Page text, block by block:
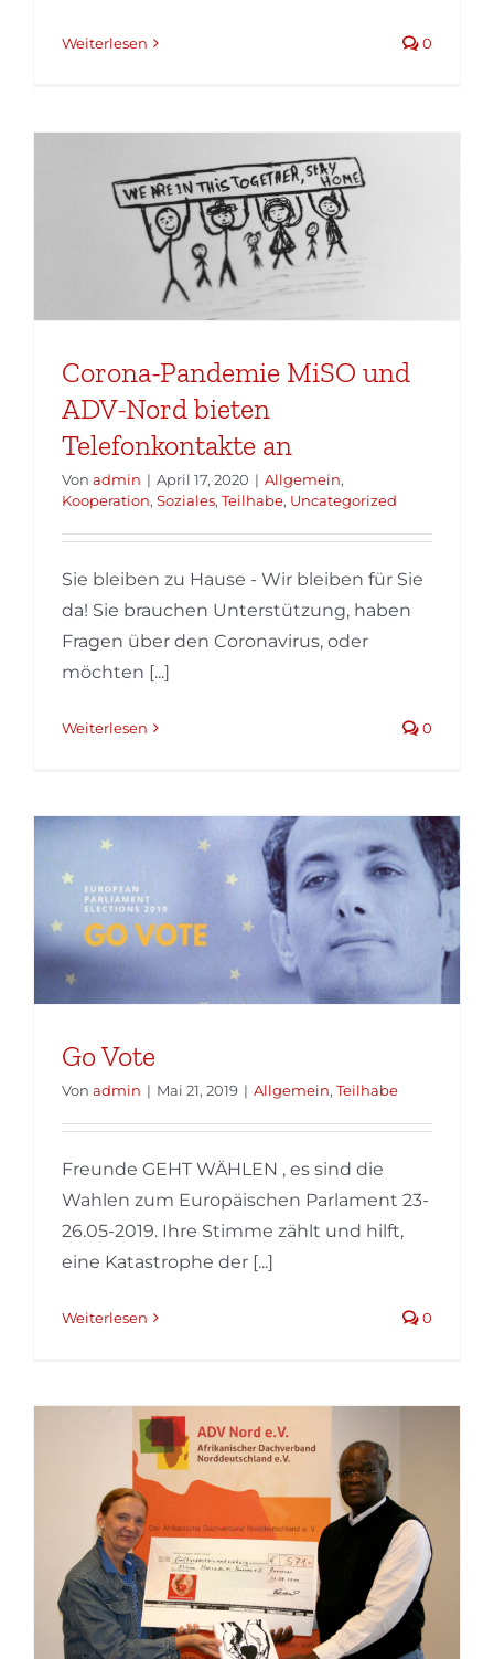
Weiterlesen 0
Corona-Pandemie MiSO und
ADV-Nord bieten
Telefonkontakte an
Von admin | April 17, 2020 | Allgemein,
Kooperation, Soziales, Teilhabe, Uncategorized
Sie bleiben zu Hause - Wir bleiben für Sie
da! Sie brauchen Unterstützung, haben
Fragen über den Coronavirus, oder
möchten [...]
Weiterlesen 0
Go Vote
Von admin | Mai 21, 2019 | Allgemein, Teilhabe
Freunde GEHT WÄHLEN , es sind die
Wahlen zum Europäischen Parlament 23-
26.05-2019. Ihre Stimme zählt und hilft,
eine Katastrophe der [...]
Weiterlesen 0